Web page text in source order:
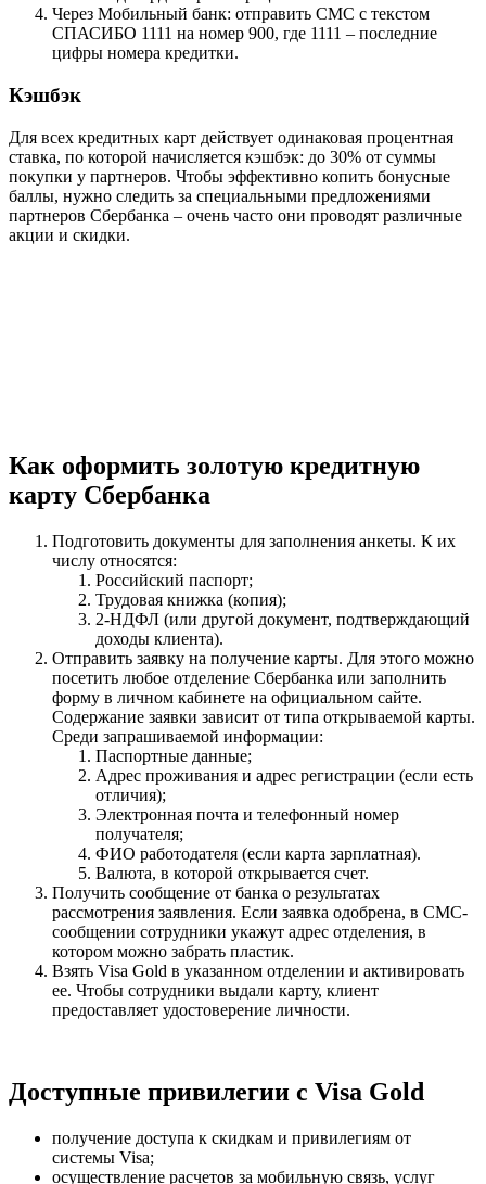
Через Мобильный банк: отправить СМС с текстом
СПАСИБО 1111 на номер 900, где 1111 – последние
цифры номера кредитки.
Кэшбэк
Для всех кредитных карт действует одинаковая процентная
ставка, по которой начисляется кэшбэк: до 30% от суммы
покупки у партнеров. Чтобы эффективно копить бонусные
баллы, нужно следить за специальными предложениями
партнеров Сбербанка – очень часто они проводят различные
акции и скидки.
Как оформить золотую кредитную
карту Сбербанка
Подготовить документы для заполнения анкеты. К их
числу относятся:
Российский паспорт;
Трудовая книжка (копия);
2-НДФЛ (или другой документ, подтверждающий
доходы клиента).
Отправить заявку на получение карты. Для этого можно
посетить любое отделение Сбербанка или заполнить
форму в личном кабинете на официальном сайте.
Содержание заявки зависит от типа открываемой карты.
Среди запрашиваемой информации:
Паспортные данные;
Адрес проживания и адрес регистрации (если есть
отличия);
Электронная почта и телефонный номер
получателя;
ФИО работодателя (если карта зарплатная).
Валюта, в которой открывается счет.
Получить сообщение от банка о результатах
рассмотрения заявления. Если заявка одобрена, в СМС-
сообщении сотрудники укажут адрес отделения, в
котором можно забрать пластик.
Взять Visa Gold в указанном отделении и активировать
ее. Чтобы сотрудники выдали карту, клиент
предоставляет удостоверение личности.
Доступные привилегии с Visa Gold
получение доступа к скидкам и привилегиям от
системы Visa;
осуществление расчетов за мобильную связь, услуг